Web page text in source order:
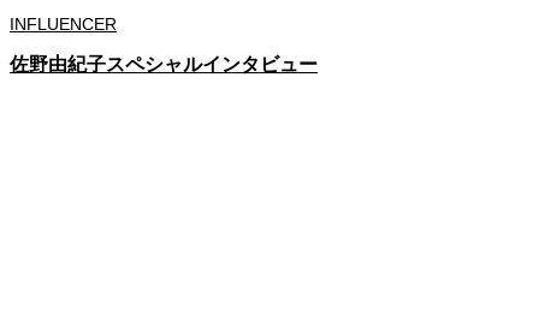
INFLUENCER
佐野由紀子スペシャルインタビュー